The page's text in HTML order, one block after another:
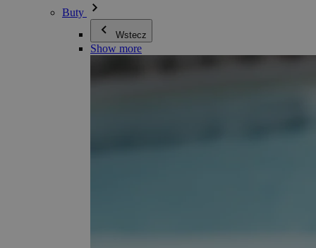
Buty
Wstecz
Show more